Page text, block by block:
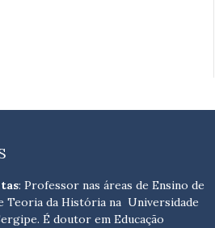
: Professor nas áreas de Ensino de
Teoria da História na Universidade
É doutor em Educação